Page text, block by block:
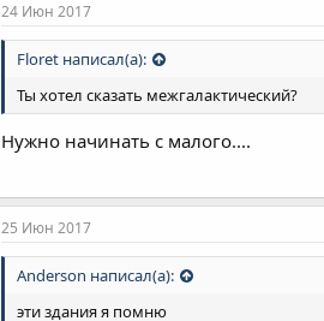
24 Июн 2017
Floret написал(а):
Ты хотел сказать межгалактический?
Нужно начинать с малого....
25 Июн 2017
Anderson написал(а):
эти здания я помню